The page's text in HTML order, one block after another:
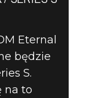
Eternal
będzie
S.
na to